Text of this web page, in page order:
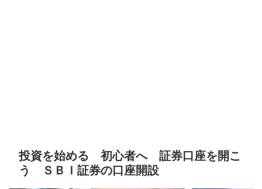
投資を始める 初心者へ 証券口座を開こ
う ＳＢＩ証券の口座開設